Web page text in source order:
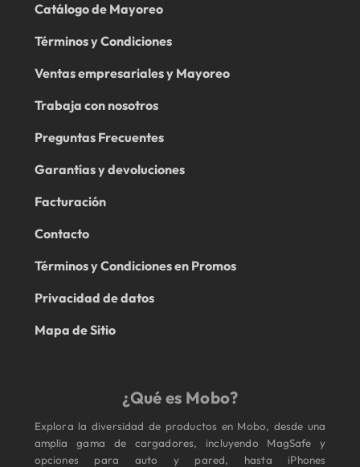
Catálogo de Mayoreo
Términos y Condiciones
Ventas empresariales y Mayoreo
Trabaja con nosotros
Preguntas Frecuentes
Garantías y devoluciones
Facturación
Contacto
Términos y Condiciones en Promos
Privacidad de datos
Mapa de Sitio
¿Qué es Mobo?
Explora la diversidad de productos en Mobo, desde una
amplia gama de cargadores, incluyendo MagSafe y
opciones para auto y pared, hasta iPhones